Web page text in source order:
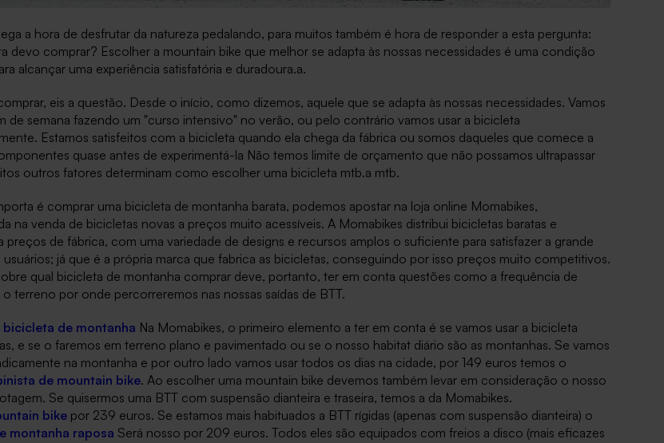
a hora de desfrutar da natureza pedalando, para muitos também é hora de responder a esta pergunta:
devo comprar? Escolher a mountain bike que melhor se adapta às nossas necessidades é uma condição
alcançar uma experiência satisfatória e duradoura.a.
eis a questão. Desde o início, como dizemos, aquele que se adapta às nossas necessidades. Vamos
de semana fazendo um "curso intensivo" no verão, ou pelo contrário vamos usar a bicicleta
Estamos satisfeitos com a bicicleta quando ela chega da fábrica ou somos daqueles que comece a
quase antes de experimentá-la Não temos limite de orçamento que não possamos ultrapassar
outros fatores determinam como escolher uma bicicleta mtb.a mtb.
é comprar uma bicicleta de montanha barata, podemos apostar na loja online Momabikes,
na venda de bicicletas novas a preços muito acessíveis. A Momabikes distribui bicicletas baratas e
preços de fábrica, com uma variedade de designs e recursos amplos o suficiente para satisfazer a grande
usuários; já que é a própria marca que fabrica as bicicletas, conseguindo por isso preços muito competitivos.
qual bicicleta de montanha comprar deve, portanto, ter em conta questões como a frequência de
terreno por onde percorreremos nas nossas saídas de BTT.
bicicleta de montanha Na Momabikes, o primeiro elemento a ter em conta é se vamos usar a bicicleta
e se o faremos em terreno plano e pavimentado ou se o nosso habitat diário são as montanhas. Se vamos
na montanha e por outro lado vamos usar todos os dias na cidade, por 149 euros temos o
de mountain bike. Ao escolher uma mountain bike devemos também levar em consideração o nosso
Se quisermos uma BTT com suspensão dianteira e traseira, temos a da Momabikes.
bike por 239 euros. Se estamos mais habituados a BTT rígidas (apenas com suspensão dianteira) o
montanha raposa Será nosso por 209 euros. Todos eles são equipados com freios a disco (mais eficazes